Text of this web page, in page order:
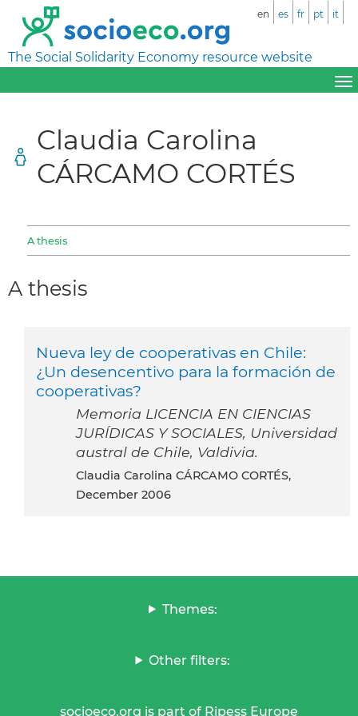
The Social Solidarity Economy resource website
en es fr pt it
Claudia Carolina
CÁRCAMO CORTÉS
A thesis
A thesis
Nueva ley de cooperativas en Chile:
¿Un desencentivo para la formación de
cooperativas?
Memoria LICENCIA EN CIENCIAS
JURÍDICAS Y SOCIALES, Universidad
austral de Chile, Valdivia.
Claudia Carolina CÁRCAMO CORTÉS,
December 2006
Themes:
Other filters:
socioeco.org is part of Ripess Europe